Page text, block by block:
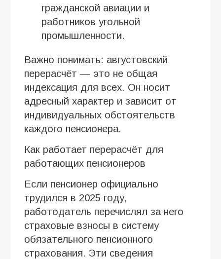
гражданской авиации и
работников угольной
промышленности.
Важно понимать: августовский
перерасчёт — это не общая
индексация для всех. Он носит
адресный характер и зависит от
индивидуальных обстоятельств
каждого пенсионера.
Как работает перерасчёт для
работающих пенсионеров
Если пенсионер официально
трудился в 2025 году,
работодатель перечислял за него
страховые взносы в систему
обязательного пенсионного
страхования. Эти сведения